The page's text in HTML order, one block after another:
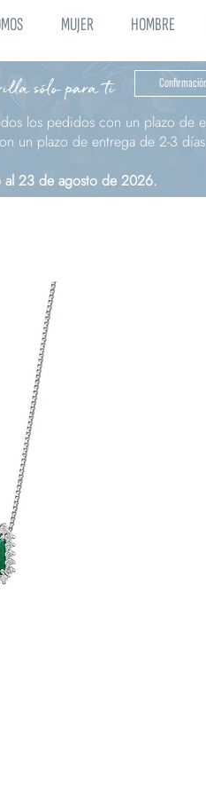
MUJER HOMBRE
sólo para ti
los pedidos con un plazo de
un plazo de entrega de 2-3
al 23 de agosto de 2026.